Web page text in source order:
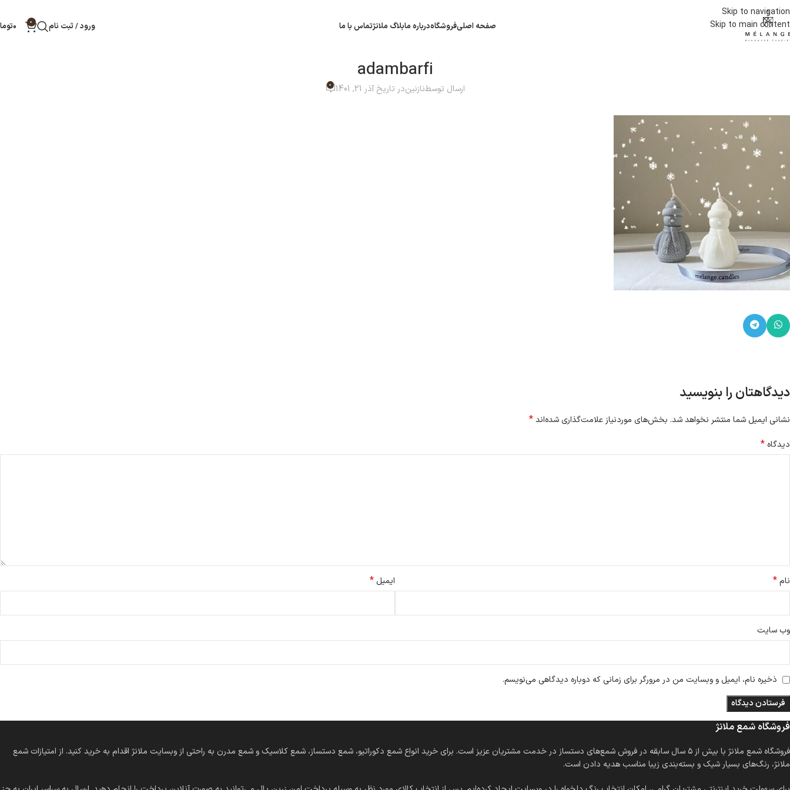
Skip to navigation
Skip to main content
صفحه اصلیفروشگاهدرباره مابلاگ ملانژتماس با ما ورود / ثبت نام 0 ۰
adambarfi
ارسال توسطنازنیندر تاریخ آذر 21, 1401 0
دیدگاهتان را بنویسید
نشانی ایمیل شما منتشر نخواهد شد. بخش‌های موردنیاز علامت‌گذاری شده‌اند*
دیدگاه *
نام* ایمیل *
وب‌ سایت
ذخیره نام، ایمیل و وبسایت من در مرورگر برای زمانی که دوباره دیدگاهی می‌نویسم.
فروشگاه شمع ملانژ
فروشگاه شمع ملانژ با بیش از ۵ سال سابقه در فروش شمع‌های دستساز در خدمت مشتریان عزیز است. برای خرید انواع شمع دکوراتیو، شمع دستساز، شمع کلاسیک و شمع مدرن به راحتی از وبسایت ملانژ اقدام به خرید کنید. از امتیازات شمع
ملانژ، رنگ‌های بسیار شیک و بسته‌بندی زیبا مناسب هدیه دادن است.